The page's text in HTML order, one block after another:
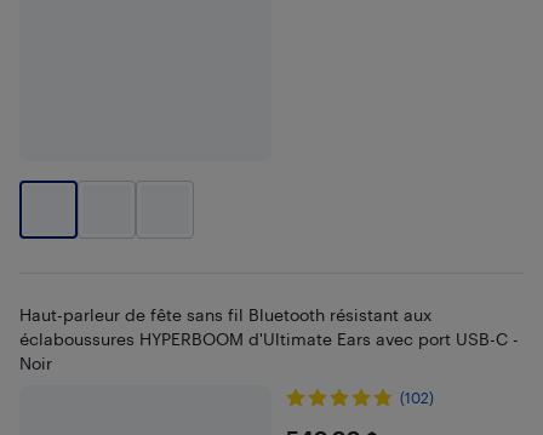
Haut-parleur de fête sans fil Bluetooth résistant aux
éclaboussures HYPERBOOM d'Ultimate Ears avec port USB-C -
Noir
(102)